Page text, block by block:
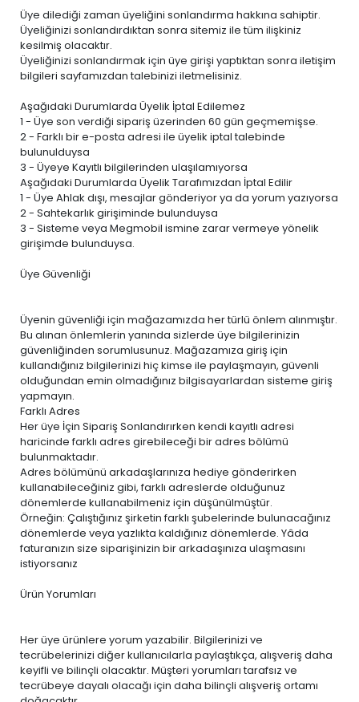
Üye dilediği zaman üyeliğini sonlandırma hakkına sahiptir.
Üyeliğinizi sonlandırdıktan sonra sitemiz ile tüm ilişkiniz
kesilmiş olacaktır.
Üyeliğinizi sonlandırmak için üye girişi yaptıktan sonra iletişim
bilgileri sayfamızdan talebinizi iletmelisiniz.
Aşağıdaki Durumlarda Üyelik İptal Edilemez
1 - Üye son verdiği sipariş üzerinden 60 gün geçmemişse.
2 - Farklı bir e-posta adresi ile üyelik iptal talebinde
bulunulduysa
3 - Üyeye Kayıtlı bilgilerinden ulaşılamıyorsa
Aşağıdaki Durumlarda Üyelik Tarafımızdan İptal Edilir
1 - Üye Ahlak dışı, mesajlar gönderiyor ya da yorum yazıyorsa
2 - Sahtekarlık girişiminde bulunduysa
3 - Sisteme veya Megmobil ismine zarar vermeye yönelik
girişimde bulunduysa.
Üye Güvenliği
Üyenin güvenliği için mağazamızda her türlü önlem alınmıştır.
Bu alınan önlemlerin yanında sizlerde üye bilgilerinizin
güvenliğinden sorumlusunuz. Mağazamıza giriş için
kullandığınız bilgilerinizi hiç kimse ile paylaşmayın, güvenli
olduğundan emin olmadığınız bilgisayarlardan sisteme giriş
yapmayın.
Farklı Adres
Her üye İçin Sipariş Sonlandırırken kendi kayıtlı adresi
haricinde farklı adres girebileceği bir adres bölümü
bulunmaktadır.
Adres bölümünü arkadaşlarınıza hediye gönderirken
kullanabileceğiniz gibi, farklı adreslerde olduğunuz
dönemlerde kullanabilmeniz için düşünülmüştür.
Örneğin: Çalıştığınız şirketin farklı şubelerinde bulunacağınız
dönemlerde veya yazlıkta kaldığınız dönemlerde. Yâda
faturanızın size siparişinizin bir arkadaşınıza ulaşmasını
istiyorsanız
Ürün Yorumları
Her üye ürünlere yorum yazabilir. Bilgilerinizi ve
tecrübelerinizi diğer kullanıcılarla paylaştıkça, alışveriş daha
keyifli ve bilinçli olacaktır. Müşteri yorumları tarafsız ve
tecrübeye dayalı olacağı için daha bilinçli alışveriş ortamı